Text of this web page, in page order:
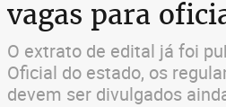
vagas para
O extrato de edital já foi
Oficial do estado, os
devem ser divulgados